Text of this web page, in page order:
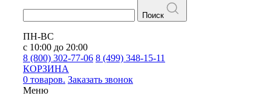
Поиск
ПН-ВС
с 10:00 до 20:00
8 (800) 302-77-06 8 (499) 348-15-11
КОРЗИНА
0 товаров. Заказать звонок
Меню